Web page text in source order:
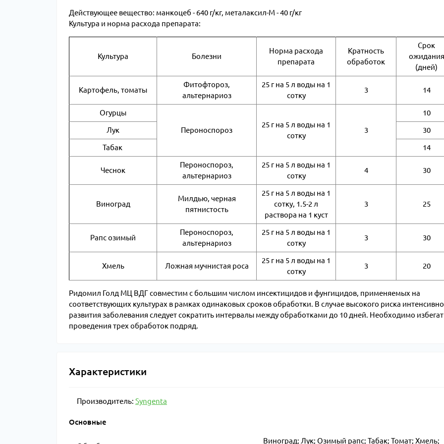
Действующее вещество: манкоцеб - 640 г/кг, металаксил-М -40 г/кг
Культура и норма расхода препарата:
Культура Болезни
Норма расхода
препарата
Кратность
обработок
Срок
ожидания
(дней)
Картофель, томаты
Фитофтороз,
альтернариоз
25 г на 5 л воды на 1
сотку
3 14
Огурцы
Пероноспороз
25 г на 5 л воды на 1
сотку
3
10
Лук 30
Табак 14
Чеснок
Пероноспороз,
альтернариоз
25 г на 5 л воды на 1
сотку
4 30
Виноград
Милдью, черная
пятнистость
25 г на 5 л воды на 1
сотку, 1.5-2 л
раствора на 1 куст
3 25
Рапс озимый
Пероноспороз,
альтернариоз
25 г на 5 л воды на 1
сотку
3 30
Хмель Ложная мучнистая роса
25 г на 5 л воды на 1
сотку
3 20
Ридомил Голд МЦ ВДГ совместим с большим числом инсектицидов и фунгицидов, применяемых на
соответствующих культурах в рамках одинаковых сроков обработки. В случае высокого риска
развития заболевания следует сократить интервалы между обработками до 10 дней. Необходимо
проведения трех обработок подряд.
Характеристики
Производитель: Syngenta
Основные
Виноград; Лук; Озимый рапс; Табак; Томат; Хмель;